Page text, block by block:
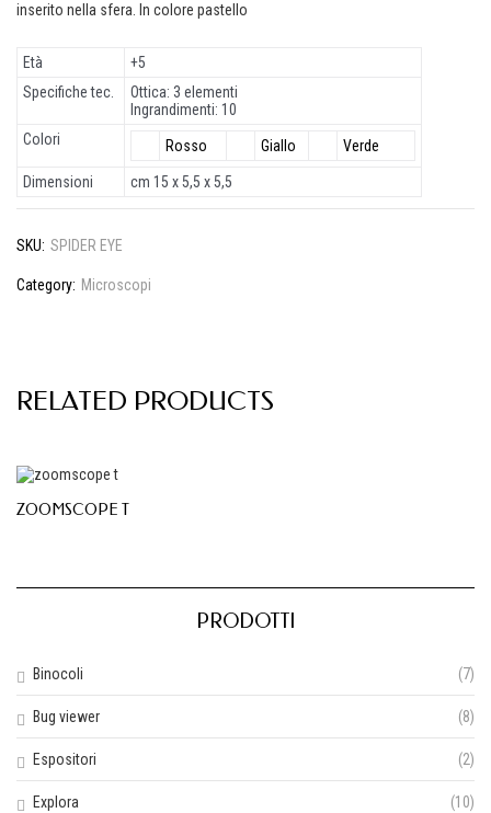
inserito nella sfera. In colore pastello
Età
+5
Specifiche tec.
Ottica: 3 elementi
Ingrandimenti: 10
Colori
Rosso Giallo Verde
Dimensioni cm 15 x 5,5 x 5,5
SKU: SPIDER EYE
Category: Microscopi
RELATED PRODUCTS
ZOOMSCOPE T
PRODOTTI
Binocoli (7)
Bug viewer (8)
Espositori (2)
Explora (10)